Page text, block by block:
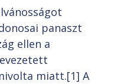
panaszt
ellen a
miatt.[1] A